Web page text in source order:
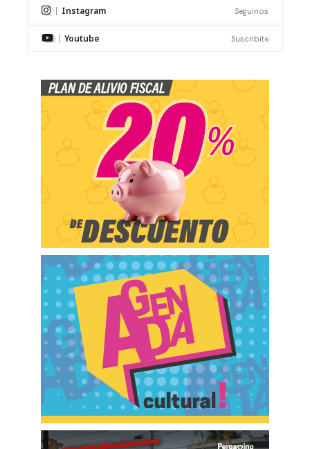
Instagram Seguinos
Youtube Suscribite